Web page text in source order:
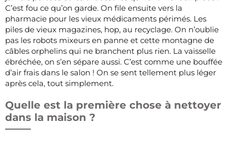
C’est fou ce qu’on garde. On file ensuite vers la
pharmacie pour les vieux médicaments périmés. Les
piles de vieux magazines, hop, au recyclage. On n’oublie
pas les robots mixeurs en panne et cette montagne de
câbles orphelins qui ne branchent plus rien. La vaisselle
ébréchée, on s’en sépare aussi. C’est comme une bouffée
d’air frais dans le salon ! On se sent tellement plus léger
après cela, tout simplement.
Quelle est la première chose à nettoyer
dans la maison ?